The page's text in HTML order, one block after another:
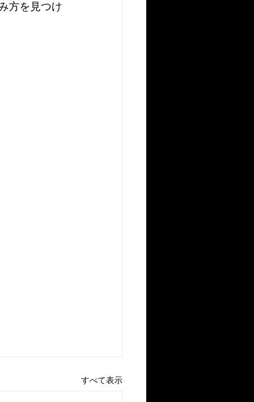
方を見つけ
すべて表示